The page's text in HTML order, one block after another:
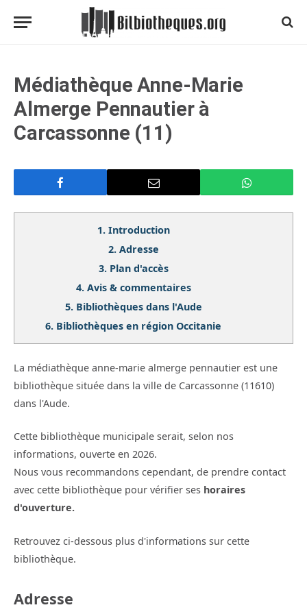
Médiathèque Anne-Marie
Almerge Pennautier à
Carcassonne (11)
1. Introduction
2. Adresse
3. Plan d'accès
4. Avis & commentaires
5. Bibliothèques dans l'Aude
6. Bibliothèques en région Occitanie
La médiathèque anne-marie almerge pennautier est une
bibliothèque située dans la ville de Carcassonne (11610)
dans l'Aude.
Cette bibliothèque municipale serait, selon nos
informations, ouverte en 2026.
Nous vous recommandons cependant, de prendre contact
avec cette bibliothèque pour vérifier ses horaires
d'ouverture.
Retrouvez ci-dessous plus d'informations sur cette
bibliothèque.
Adresse